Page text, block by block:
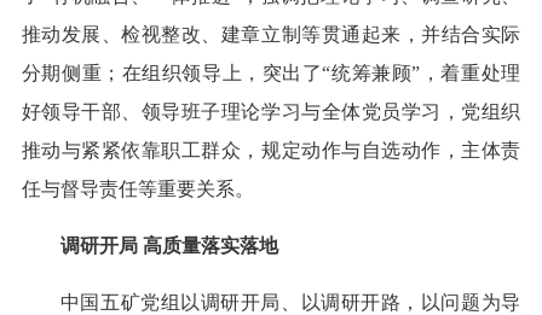
推动发展、检视整改、建章立制等贯通起来，并结合实际
分期侧重；在组织领导上，突出了“统筹兼顾”，着重处理
好领导干部、领导班子理论学习与全体党员学习，党组织
推动与紧紧依靠职工群众，规定动作与自选动作，主体责
任与督导责任等重要关系。
调研开局 高质量落实落地
中国五矿党组以调研开局、以调研开路，以问题为导